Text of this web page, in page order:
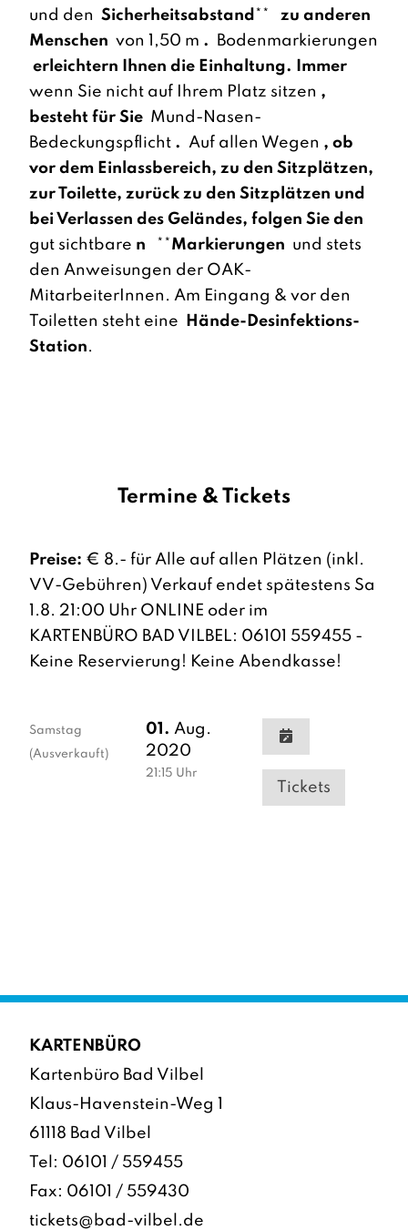
und den Sicherheitsabstand ** zu anderen
Menschen von 1,50 m .
Bodenmarkierungen
erleichtern Ihnen die Einhaltung. Immer
wenn Sie nicht auf Ihrem Platz sitzen ,
besteht für Sie Mund-Nasen-
Bedeckungspflicht . Auf allen Wegen , ob
vor dem Einlassbereich, zu den Sitzplätzen,
zur Toilette, zurück zu den Sitzplätzen und
bei Verlassen des Geländes, folgen Sie den
gut sichtbare n ** Markierungen und stets
den Anweisungen der OAK-
MitarbeiterInnen. Am Eingang & vor den
Toiletten steht eine
Hände-Desinfektions-
Station.
Termine & Tickets
Preise: € 8.- für Alle auf allen Plätzen (inkl.
VV-Gebühren) Verkauf endet spätestens Sa
1.8. 21:00 Uhr ONLINE oder im
KARTENBÜRO BAD VILBEL: 06101 559455 -
Keine Reservierung! Keine Abendkasse!
Samstag
(Ausverkauft)
01. Aug.
2020
21:15 Uhr
Tickets
KARTENBÜRO
Kartenbüro Bad Vilbel
Klaus-Havenstein-Weg 1
61118 Bad Vilbel
Tel: 06101 / 559455
Fax: 06101 / 559430
tickets@bad-vilbel.de